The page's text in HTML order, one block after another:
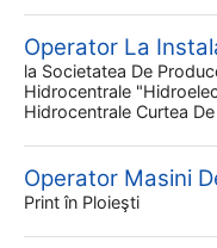
Operator La
la Societatea De
Hidrocentrale
Hidrocentrale Curtea De
Operator Masini
Print în Ploieşti